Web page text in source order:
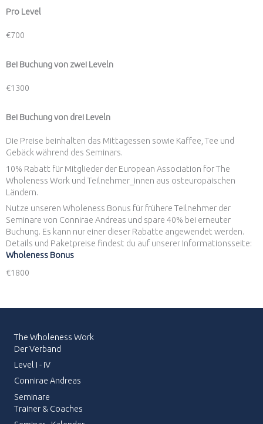
Pro Level
€700
Bei Buchung von zwei Leveln
€1300
Bei Buchung von drei Leveln
Die Preise beinhalten das Mittagessen sowie Kaffee, Tee und
Gebäck während des Seminars.
10% Rabatt für Mitglieder der European Association for The
Wholeness Work und Teilnehmer_innen aus osteuropäischen
Ländern.
Nutze unseren Wholeness Bonus für frühere Teilnehmer der
Seminare von Connirae Andreas und spare 40% bei erneuter
Buchung. Es kann nur einer dieser Rabatte angewendet werden.
Details und Paketpreise findest du auf unserer Informationsseite:
Wholeness Bonus
€1800
The Wholeness Work
Der Verband
Level I - IV
Connirae Andreas
Seminare
Trainer & Coaches